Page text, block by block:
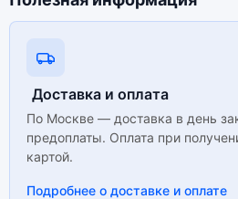
Доставка и оплата
По Москве — доставка в день
предоплаты. Оплата при
картой.
Подробнее о доставке и оплате